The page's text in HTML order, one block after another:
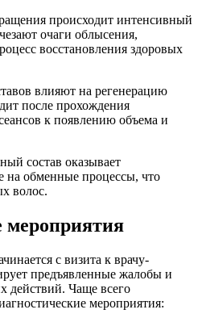
происходит интенсивный
очаги облысения,
восстановления здоровых
влияют на регенерацию
после прохождения
к появлению объема и
состав оказывает
на обменные процессы, что
волос.
мероприятия
с визита к врачу-
предъявленные жалобы и
действий. Чаще всего
мероприятия: